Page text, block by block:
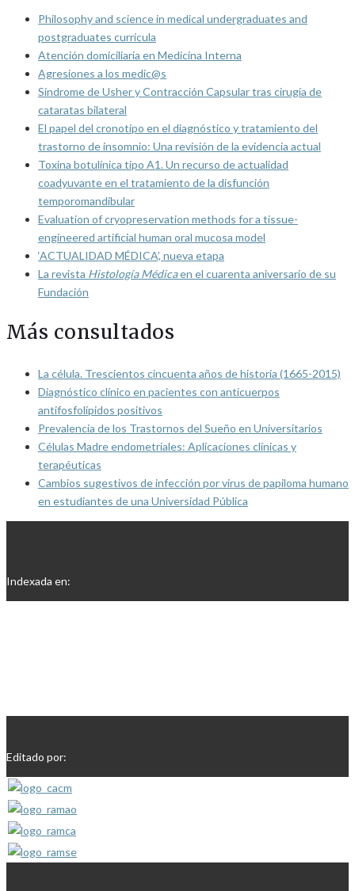
Philosophy and science in medical undergraduates and
postgraduates curricula
Atención domiciliaria en Medicina Interna
Agresiones a los medic@s
Síndrome de Usher y Contracción Capsular tras cirugía de
cataratas bilateral
El papel del cronotipo en el diagnóstico y tratamiento del
trastorno de insomnio: Una revisión de la evidencia actual
Toxina botulínica tipo A1. Un recurso de actualidad
coadyuvante en el tratamiento de la disfunción
temporomandibular
Evaluation of cryopreservation methods for a tissue-
engineered artificial human oral mucosa model
‘ACTUALIDAD MÉDICA’, nueva etapa
La revista Histología Médicaen el cuarenta aniversario de su
Fundación
Más consultados
La célula. Trescientos cincuenta años de historia (1665-2015)
Diagnóstico clínico en pacientes con anticuerpos
antifosfolípidos positivos
Prevalencia de los Trastornos del Sueño en Universitarios
Células Madre endometriales: Aplicaciones clínicas y
terapéuticas
Cambios sugestivos de infección por virus de papiloma humano
en estudiantes de una Universidad Pública
Indexada en:
Editado por: